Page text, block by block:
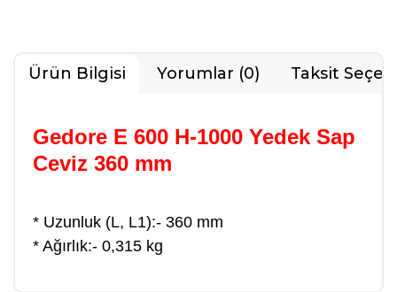
Ürün Bilgisi Yorumlar (0) Taksit
Gedore E 600 H-1000 Yedek Sap
Ceviz 360 mm
* Uzunluk (L, L1):- 360 mm
* Ağırlık:- 0,315 kg